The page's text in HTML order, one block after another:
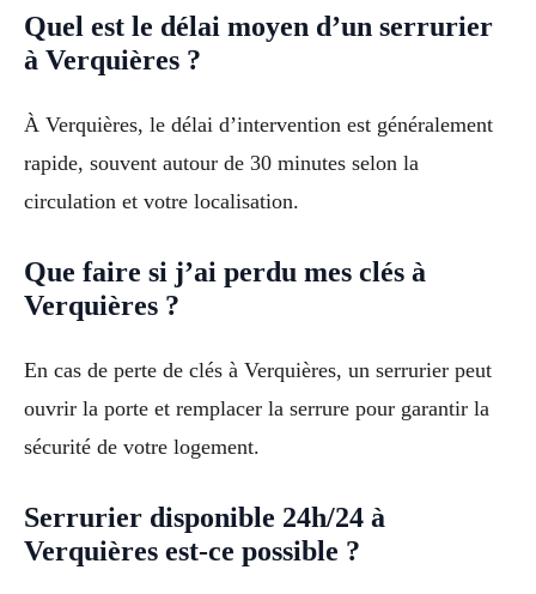
Quel est le délai moyen d’un serrurier
à Verquières ?
À Verquières, le délai d’intervention est généralement
rapide, souvent autour de 30 minutes selon la
circulation et votre localisation.
Que faire si j’ai perdu mes clés à
Verquières ?
En cas de perte de clés à Verquières, un serrurier peut
ouvrir la porte et remplacer la serrure pour garantir la
sécurité de votre logement.
Serrurier disponible 24h/24 à
Verquières est-ce possible ?